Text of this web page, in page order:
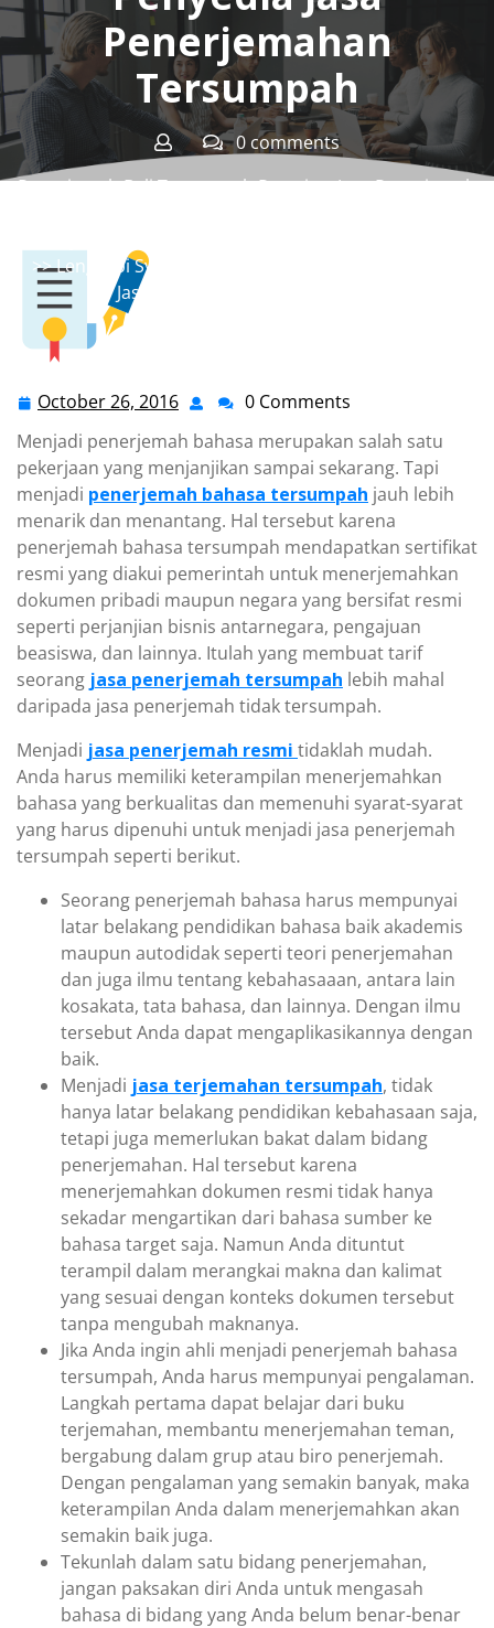
Penerjemahan
Tersumpah
0 comments
Penerjemah Bali Tersumpah Resmi>>Jasa Penerjemah
>> Lengkapi Syarat-Syarat Ini Jika Ingin Jadi Penyedia
Jasa Penerjemahan Tersumpah
October 26, 2016 October
26,
2016
0 Comments
Menjadi penerjemah bahasa merupakan salah satu
pekerjaan yang menjanjikan sampai sekarang. Tapi
menjadi penerjemah bahasa tersumpah jauh lebih
menarik dan menantang. Hal tersebut karena
penerjemah bahasa tersumpah mendapatkan sertifikat
resmi yang diakui pemerintah untuk menerjemahkan
dokumen pribadi maupun negara yang bersifat resmi
seperti perjanjian bisnis antarnegara, pengajuan
beasiswa, dan lainnya. Itulah yang membuat tarif
seorang jasa penerjemah tersumpah lebih mahal
daripada jasa penerjemah tidak tersumpah.
Menjadi jasa penerjemah resmi tidaklah mudah.
Anda harus memiliki keterampilan menerjemahkan
bahasa yang berkualitas dan memenuhi syarat-syarat
yang harus dipenuhi untuk menjadi jasa penerjemah
tersumpah seperti berikut.
Seorang penerjemah bahasa harus mempunyai
latar belakang pendidikan bahasa baik akademis
maupun autodidak seperti teori penerjemahan
dan juga ilmu tentang kebahasaaan, antara lain
kosakata, tata bahasa, dan lainnya. Dengan ilmu
tersebut Anda dapat mengaplikasikannya dengan
baik.
Menjadi jasa terjemahan tersumpah, tidak
hanya latar belakang pendidikan kebahasaan saja,
tetapi juga memerlukan bakat dalam bidang
penerjemahan. Hal tersebut karena
menerjemahkan dokumen resmi tidak hanya
sekadar mengartikan dari bahasa sumber ke
bahasa target saja. Namun Anda dituntut
terampil dalam merangkai makna dan kalimat
yang sesuai dengan konteks dokumen tersebut
tanpa mengubah maknanya.
Jika Anda ingin ahli menjadi penerjemah bahasa
tersumpah, Anda harus mempunyai pengalaman.
Langkah pertama dapat belajar dari buku
terjemahan, membantu menerjemahan teman,
bergabung dalam grup atau biro penerjemah.
Dengan pengalaman yang semakin banyak, maka
keterampilan Anda dalam menerjemahkan akan
semakin baik juga.
Tekunlah dalam satu bidang penerjemahan,
jangan paksakan diri Anda untuk mengasah
bahasa di bidang yang Anda belum benar-benar